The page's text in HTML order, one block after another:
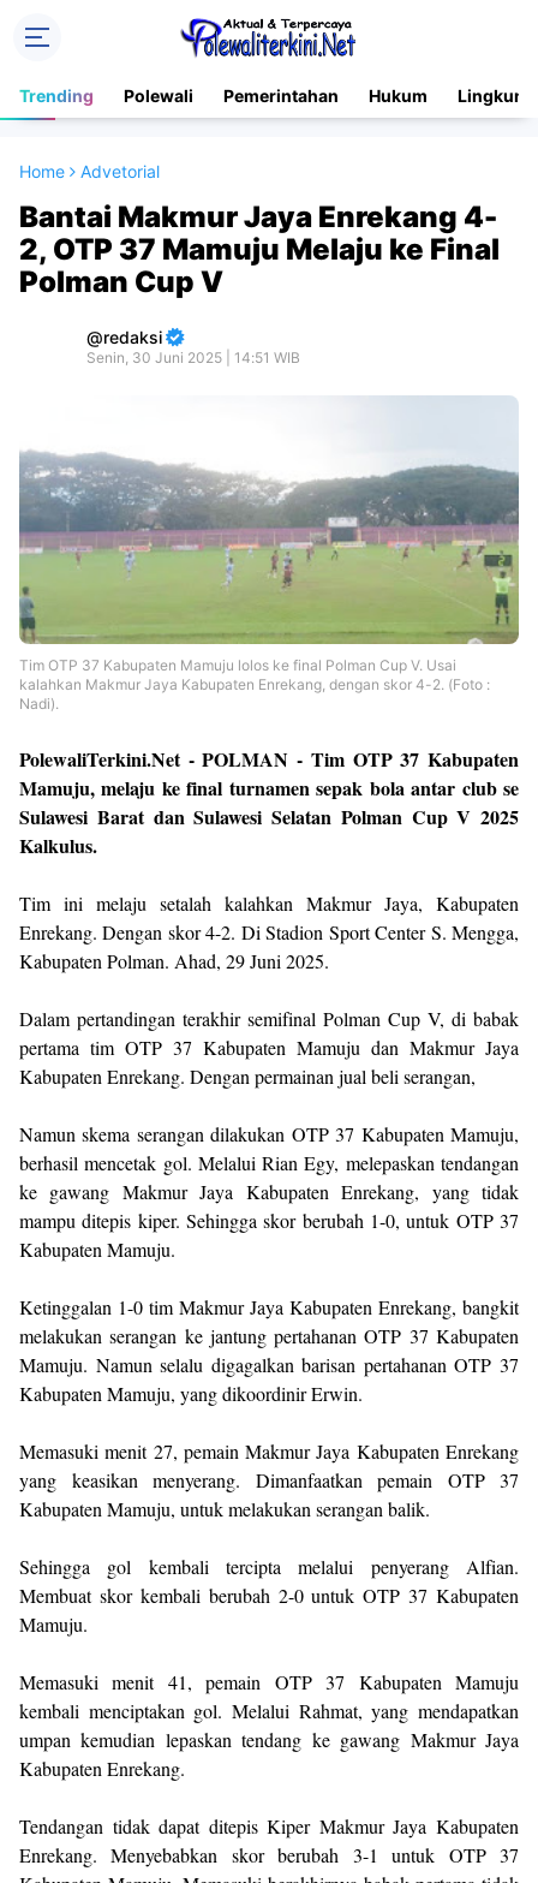
Trending Polewali Pemerintahan Hukum
Home Advetorial
Bantai Makmur Jaya Enrekang 4-
2, OTP 37 Mamuju Melaju ke Final
Polman Cup V
redaksi
Senin, 30 Juni 2025 | 14:51 WIB
Tim OTP 37 Kabupaten Mamuju lolos ke final Polman Cup V. Usai
kalahkan Makmur Jaya Kabupaten Enrekang, dengan skor 4-2. (Foto :
Nadi).
PolewaliTerkini.Net - POLMAN - Tim OTP 37 Kabupaten
Mamuju, melaju ke final turnamen sepak bola antar club se
Sulawesi Barat dan Sulawesi Selatan Polman Cup V 2025
Kalkulus.
Tim ini melaju setalah kalahkan Makmur Jaya, Kabupaten
Enrekang. Dengan skor 4-2. Di Stadion Sport Center S. Mengga,
Kabupaten Polman. Ahad, 29 Juni 2025.
Dalam pertandingan terakhir semifinal Polman Cup V, di babak
pertama tim OTP 37 Kabupaten Mamuju dan Makmur Jaya
Kabupaten Enrekang. Dengan permainan jual beli serangan,
Namun skema serangan dilakukan OTP 37 Kabupaten Mamuju,
berhasil mencetak gol. Melalui Rian Egy, melepaskan tendangan
ke gawang Makmur Jaya Kabupaten Enrekang, yang tidak
mampu ditepis kiper. Sehingga skor berubah 1-0, untuk OTP 37
Kabupaten Mamuju.
Ketinggalan 1-0 tim Makmur Jaya Kabupaten Enrekang, bangkit
melakukan serangan ke jantung pertahanan OTP 37 Kabupaten
Mamuju. Namun selalu digagalkan barisan pertahanan OTP 37
Kabupaten Mamuju, yang dikoordinir Erwin.
Memasuki menit 27, pemain Makmur Jaya Kabupaten Enrekang
yang keasikan menyerang. Dimanfaatkan pemain OTP 37
Kabupaten Mamuju, untuk melakukan serangan balik.
Sehingga gol kembali tercipta melalui penyerang Alfian.
Membuat skor kembali berubah 2-0 untuk OTP 37 Kabupaten
Mamuju.
Memasuki menit 41, pemain OTP 37 Kabupaten Mamuju
kembali menciptakan gol. Melalui Rahmat, yang mendapatkan
umpan kemudian lepaskan tendang ke gawang Makmur Jaya
Kabupaten Enrekang.
Tendangan tidak dapat ditepis Kiper Makmur Jaya Kabupaten
Enrekang. Menyebabkan skor berubah 3-1 untuk OTP 37